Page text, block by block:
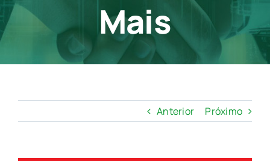
Contato
Mais
Anterior Próximo